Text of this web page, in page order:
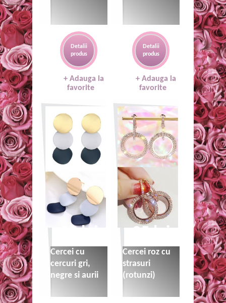
Detalii
produs
+ Adauga la
favorite
Detalii
produs
+ Adauga la
favorite
25 lei
Cercei cu
cercuri gri,
negre si aurii
25 lei
Cercei roz cu
strasuri
(rotunzi)